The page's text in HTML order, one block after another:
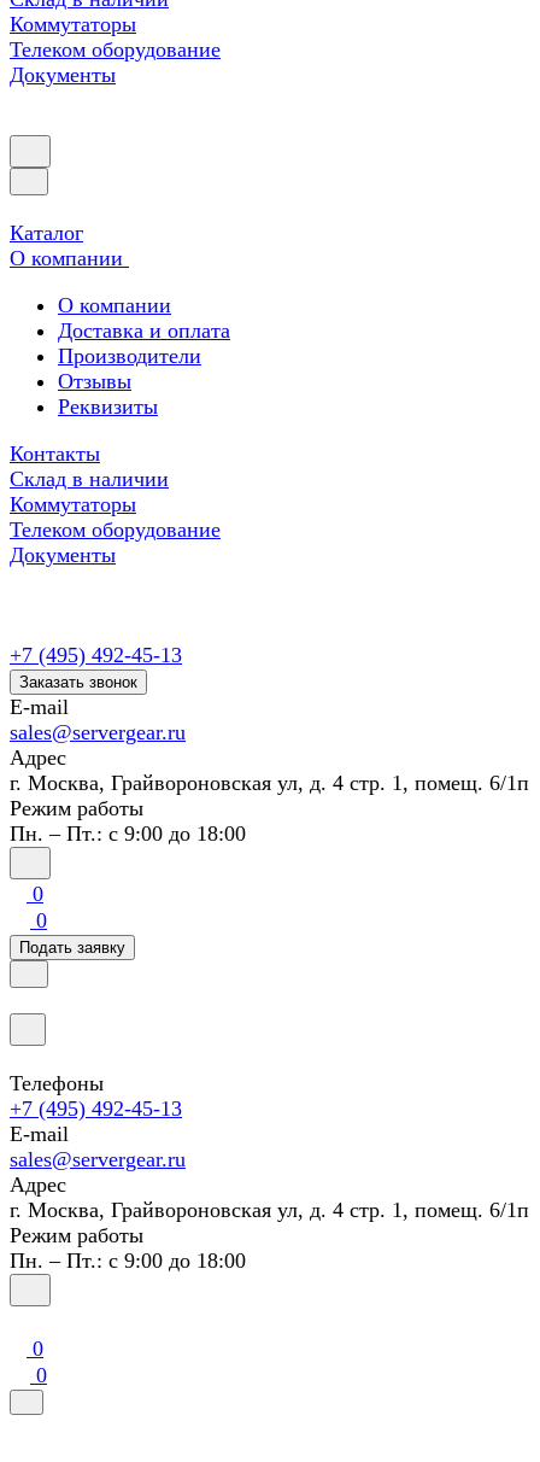
Коммутаторы
Телеком оборудование
Документы
Каталог
О компании
О компании
Доставка и оплата
Производители
Отзывы
Реквизиты
Контакты
Склад в наличии
Коммутаторы
Телеком оборудование
Документы
+7 (495) 492-45-13
Заказать звонок
E-mail
sales@servergear.ru
Адрес
г. Москва, Грайвороновская ул, д. 4 стр. 1, помещ. 6/1п
Режим работы
Пн. – Пт.: с 9:00 до 18:00
0
0
Подать заявку
Телефоны
+7 (495) 492-45-13
E-mail
sales@servergear.ru
Адрес
г. Москва, Грайвороновская ул, д. 4 стр. 1, помещ. 6/1п
Режим работы
Пн. – Пт.: с 9:00 до 18:00
0
0